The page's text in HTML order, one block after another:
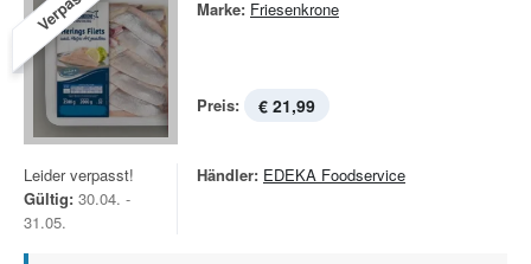
Marke: Friesenkrone
Preis: € 21,99
Leider verpasst!
Gültig: 30.04. -
31.05.
Händler: EDEKA Foodservice